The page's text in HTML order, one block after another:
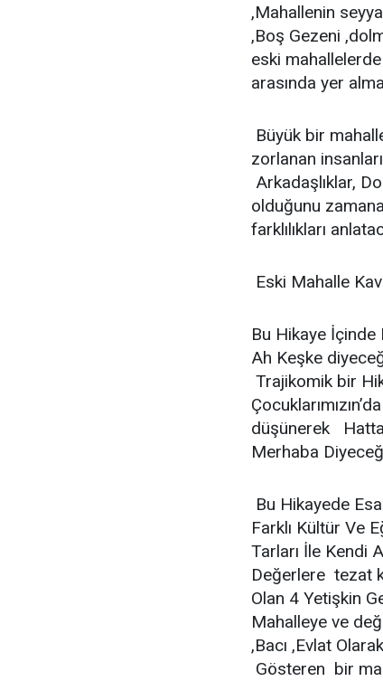
,Mahallenin
,Boş Gezeni
eski
arasında yer
Büyük bir
zorlanan
Arkadaşlıklar,
olduğunu
farklılıkları
Eski Mahalle
Bu Hikaye İçinde
Ah Keşke
Trajikomik bir
düşünerek Hatta
Merhaba
Bu Hikayede
Farklı Kültür Ve
Tarları İle Kendi
Değerlere tezat
Olan 4 Yetişkin
Mahalleye ve
,Bacı ,Evlat
Gösteren bir